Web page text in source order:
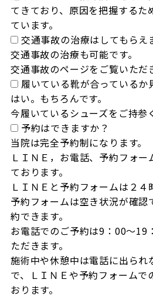
てきており、原因を把握するた
ています。
交通事故の治療はしてもらえ
交通事故の治療も可能です。
交通事故のページをご覧いただ
履いている靴が合っているか
はい。もちろんです。
今履いているシューズをご持参
予約はできますか？
当院は完全予約制になります。
ＬＩＮＥ，お電話、予約フォ
ております。
ＬＩＮＥと予約フォームは２４
予約フォームは空き状況が確認
約できます。
お電話でのご予約は9：00～19
ただきます。
施術中や休憩中は電話に出られ
で、ＬＩＮＥや予約フォームで
おります。